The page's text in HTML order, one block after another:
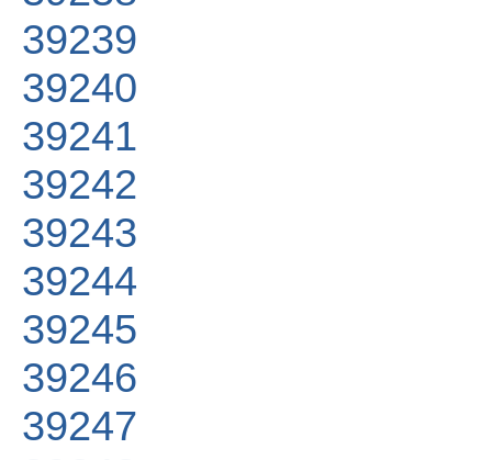
39239
39240
39241
39242
39243
39244
39245
39246
39247